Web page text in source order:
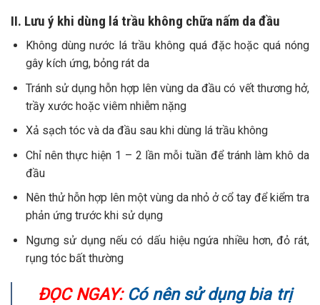
II. Lưu ý khi dùng lá trầu không chữa nấm da đầu
Không dùng nước lá trầu không quá đặc hoặc quá nóng
gây kích ứng, bỏng rát da
Tránh sử dụng hỗn hợp lên vùng da đầu có vết thương hở,
trầy xước hoặc viêm nhiễm nặng
Xả sạch tóc và da đầu sau khi dùng lá trầu không
Chỉ nên thực hiện 1 – 2 lần mỗi tuần để tránh làm khô da
đầu
Nên thử hỗn hợp lên một vùng da nhỏ ở cổ tay để kiểm tra
phản ứng trước khi sử dụng
Ngưng sử dụng nếu có dấu hiệu ngứa nhiều hơn, đỏ rát,
rụng tóc bất thường
ĐỌC NGAY: Có nên sử dụng bia trị